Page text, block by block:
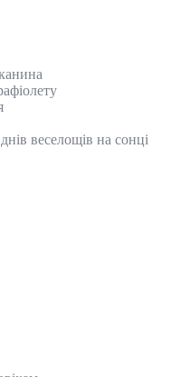
веселощів на сонці